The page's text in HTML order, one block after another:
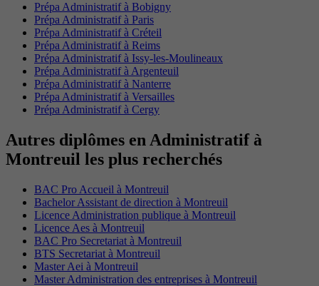
Prépa Administratif à Bobigny
Prépa Administratif à Paris
Prépa Administratif à Créteil
Prépa Administratif à Reims
Prépa Administratif à Issy-les-Moulineaux
Prépa Administratif à Argenteuil
Prépa Administratif à Nanterre
Prépa Administratif à Versailles
Prépa Administratif à Cergy
Autres diplômes en Administratif à
Montreuil les plus recherchés
BAC Pro Accueil à Montreuil
Bachelor Assistant de direction à Montreuil
Licence Administration publique à Montreuil
Licence Aes à Montreuil
BAC Pro Secretariat à Montreuil
BTS Secretariat à Montreuil
Master Aei à Montreuil
Master Administration des entreprises à Montreuil